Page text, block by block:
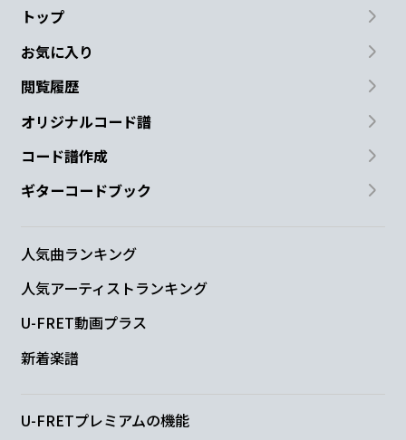
トップ
お気に入り
閲覧履歴
オリジナルコード譜
コード譜作成
ギターコードブック
人気曲ランキング
人気アーティストランキング
U-FRET動画プラス
新着楽譜
U-FRETプレミアムの機能